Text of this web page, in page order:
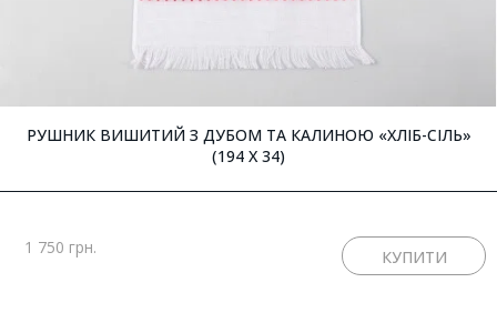
РУШНИК ВИШИТИЙ З ДУБОМ ТА КАЛИНОЮ «ХЛІБ-СІЛЬ»
(194 X 34)
1 750 грн.